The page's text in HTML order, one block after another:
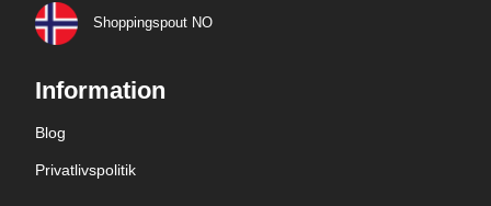
Shoppingspout NO
Information
Blog
Privatlivspolitik